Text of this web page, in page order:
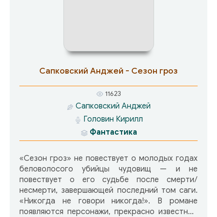
Сапковский Анджей - Сезон гроз
11623
Сапковский Анджей
Головин Кирилл
Фантастика
«Сезон гроз» не повествует о молодых годах
беловолосого убийцы чудовищ — и не
повествует о его судьбе после смерти/
несмерти, завершающей последний том саги.
«Никогда не говори никогда!». В романе
появляются персонажи, прекрасно известные